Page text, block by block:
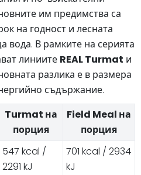
им предимства са
на годност и лесната
вода. В рамките на серията
линиите REAL Turmat и
разлика е в размера
съдържание.
Turmat на
порция
Field Meal на
порция
547 kcal /
2291 kJ
701 kcal / 2934
kJ